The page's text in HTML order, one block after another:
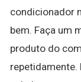
condicionador
bem. Faça um
produto do
repetidamente.